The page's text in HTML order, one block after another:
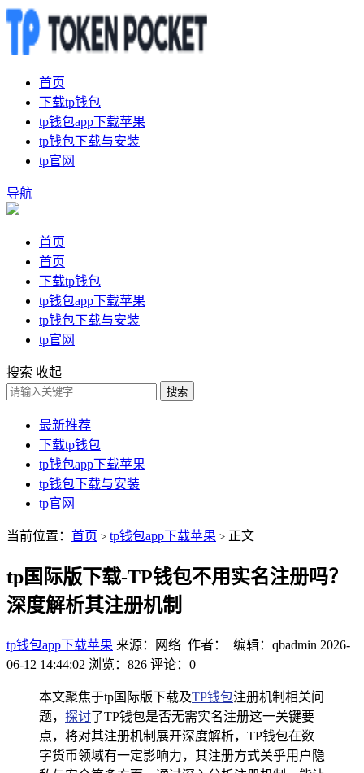
首页
下载tp钱包
tp钱包app下载苹果
tp钱包下载与安装
tp官网
导航
首页
首页
下载tp钱包
tp钱包app下载苹果
tp钱包下载与安装
tp官网
搜索 收起
搜索
最新推荐
下载tp钱包
tp钱包app下载苹果
tp钱包下载与安装
tp官网
当前位置： 首页 > tp钱包app下载苹果 > 正文
tp国际版下载-TP钱包不用实名注册吗？
深度解析其注册机制
tp钱包app下载苹果 来源：网络 作者： 编辑：qbadmin 2026-
06-12 14:44:02 浏览：826 评论：0
本文聚焦于tp国际版下载及TP钱包注册机制相关问
题， 探讨了TP钱包是否无需实名注册这一关键要
点，将对其注册机制展开深度解析，TP钱包在数
字货币领域有一定影响力，其注册方式关乎用户隐